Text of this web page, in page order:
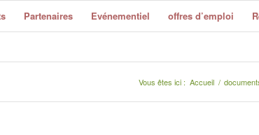
Partenaires Evénementiel offres d’emploi
Vous êtes ici : Accueil /